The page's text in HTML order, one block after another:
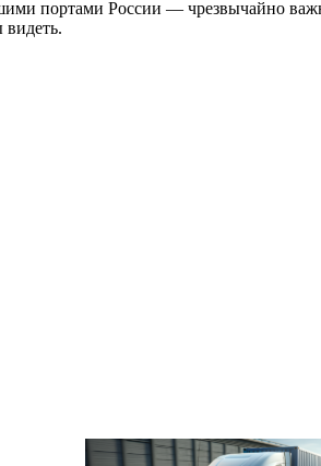
портами России — чрезвычайно
видеть.